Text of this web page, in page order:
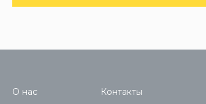
О нас Контакты